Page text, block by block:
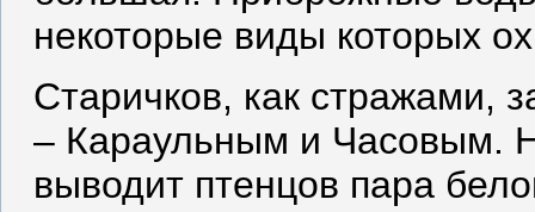
некоторые виды которых
Старичков, как стражами,
– Караульным и Часовым.
выводит птенцов пара